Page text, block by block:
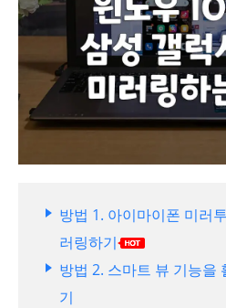
방법 1. 아이마이폰 미러
러링하기
방법 2. 스마트 뷰 기능을
기